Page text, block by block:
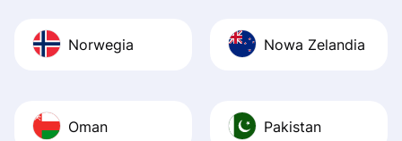
Norwegia Nowa Zelandia
Oman Pakistan